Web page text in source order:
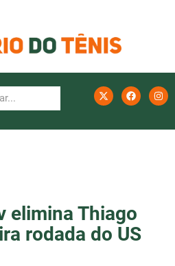
elimina Thiago
rodada do US